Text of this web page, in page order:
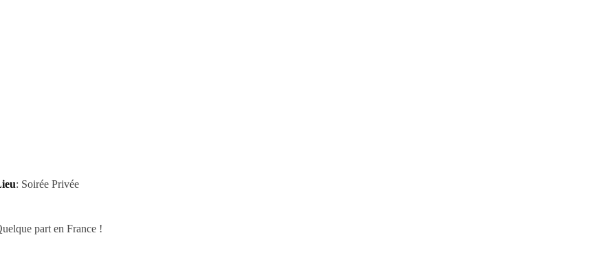
: Soirée Privée
part en France !